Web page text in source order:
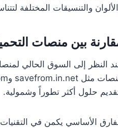
والتنسيقات المختلفة
بين منصات
النظر إلى السوق الحالي
حلول أكثر تطوراً وشمولية.
الأساسي يكمن في